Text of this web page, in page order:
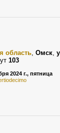
область, Омск,
103
2024 г., пятница